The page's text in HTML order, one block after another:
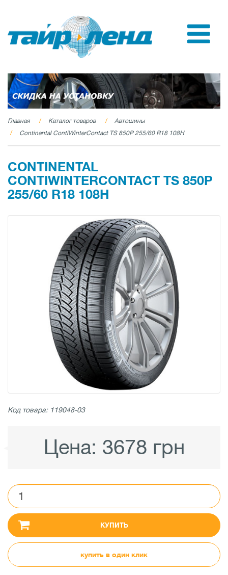
Главная Каталог товаров
Автошины
Continental ContiWinterContact TS 850P 255/60 R18 108H
CONTINENTAL
CONTIWINTERCONTACT TS 850P
255/60 R18 108H
Код товара: 119048-03
Цена: 3678 грн
КУПИТЬ
купить в один клик